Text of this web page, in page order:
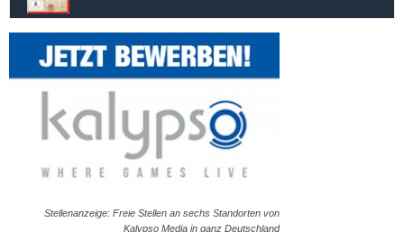
Stellenanzeige: Freie Stellen an sechs Standorten von
Kalypso Media in ganz Deutschland